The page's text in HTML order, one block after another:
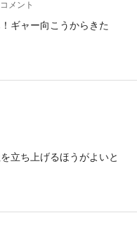
メント
ギャー向こうからきた
立ち上げるほうがよいと